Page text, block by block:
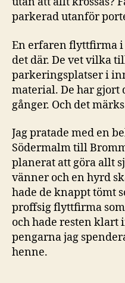
parkerad utanför
En erfaren flyttfirma
det där. De vet vilka
parkeringsplatser i
material. De har gjort
gånger. Och det
Jag pratade med en
Södermalm till
planerat att göra allt
vänner och en hyrd
hade de knappt tömt
proffsig flyttfirma
och hade resten klart
pengarna jag
henne.